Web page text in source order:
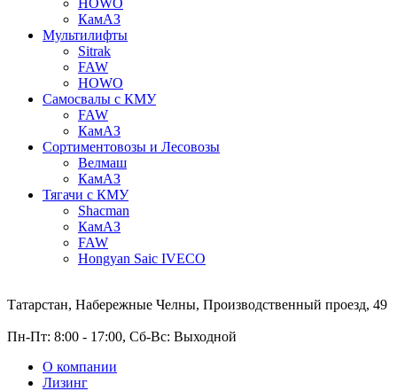
HOWO
КамАЗ
Мультилифты
Sitrak
FAW
HOWO
Самосвалы с КМУ
FAW
КамАЗ
Сортиментовозы и Лесовозы
Велмаш
КамАЗ
Тягачи с КМУ
Shacman
КамАЗ
FAW
Hongyan Saic IVECO
Татарстан, Набережные Челны, Производственный проезд, 49
Пн-Пт: 8:00 - 17:00, Сб-Вс: Выходной
О компании
Лизинг